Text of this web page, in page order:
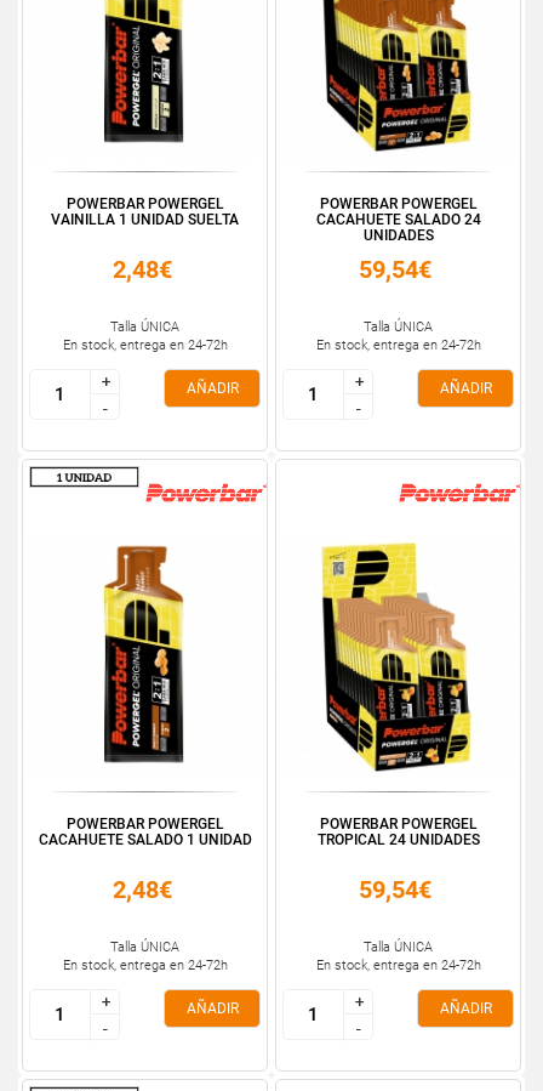
POWERBAR POWERGEL
VAINILLA 1 UNIDAD SUELTA
2,48€
Talla ÚNICA
En stock, entrega en 24-72h
+
-
+
-
AÑADIR
POWERBAR POWERGEL
CACAHUETE SALADO 24
UNIDADES
59,54€
Talla ÚNICA
En stock, entrega en 24-72h
+
-
+
-
AÑADIR
POWERBAR POWERGEL
CACAHUETE SALADO 1 UNIDAD
2,48€
Talla ÚNICA
En stock, entrega en 24-72h
+
-
+
-
AÑADIR
POWERBAR POWERGEL
TROPICAL 24 UNIDADES
59,54€
Talla ÚNICA
En stock, entrega en 24-72h
+
-
+
-
AÑADIR